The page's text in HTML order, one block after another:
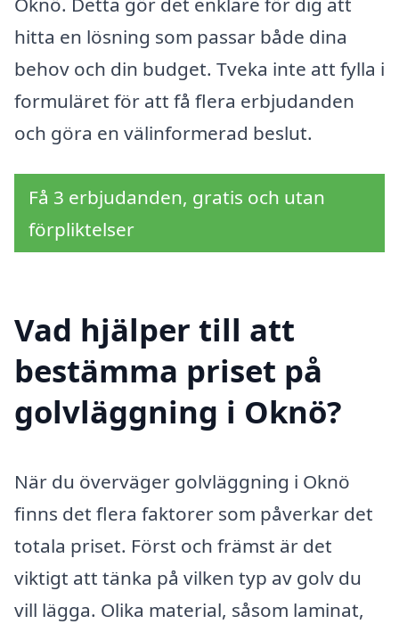
hitta en lösning som passar både dina
behov och din budget. Tveka inte att fylla i
formuläret för att få flera erbjudanden
och göra en välinformerad beslut.
Få 3 erbjudanden, gratis och utan
förpliktelser
Vad hjälper till att
bestämma priset på
golvläggning i Oknö?
När du överväger golvläggning i Oknö
finns det flera faktorer som påverkar det
totala priset. Först och främst är det
viktigt att tänka på vilken typ av golv du
vill lägga. Olika material, såsom laminat,